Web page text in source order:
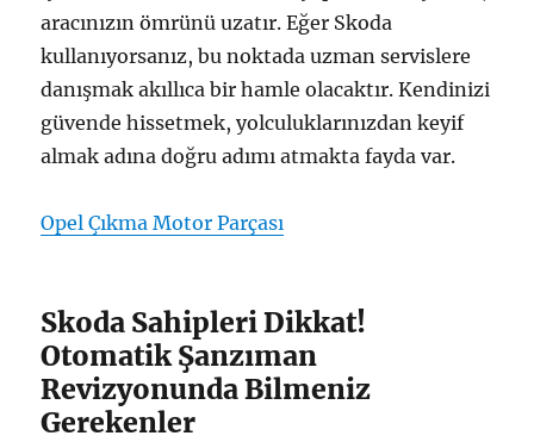
aracınızın ömrünü uzatır. Eğer Skoda
kullanıyorsanız, bu noktada uzman servislere
danışmak akıllıca bir hamle olacaktır. Kendinizi
güvende hissetmek, yolculuklarınızdan keyif
almak adına doğru adımı atmakta fayda var.
Opel Çıkma Motor Parçası
Skoda Sahipleri Dikkat!
Otomatik Şanzıman
Revizyonunda Bilmeniz
Gerekenler